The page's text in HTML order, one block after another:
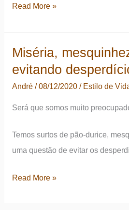
Patos
o
conceito
de
Read More »
Miséria,
evitando
André/08/12/2020/ Estilo de
Será que somos muito
Temos surtos de pão-durice,
uma questão de evitar os
Miséria,
Read More »